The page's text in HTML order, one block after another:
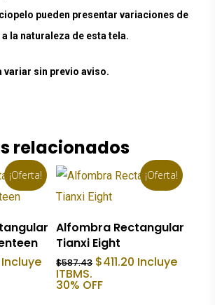
pueden presentar variaciones de
la naturaleza de esta tela.
variar sin previo aviso.
relacionados
¡Oferta!
precio
Incluye
¡Oferta!
Añadir Al Carrito
Alfombra Rectangular
Tianxi Eight
$587.43 El
original
$411.20 El
precio
Incluye
ITBMS.
30% OFF